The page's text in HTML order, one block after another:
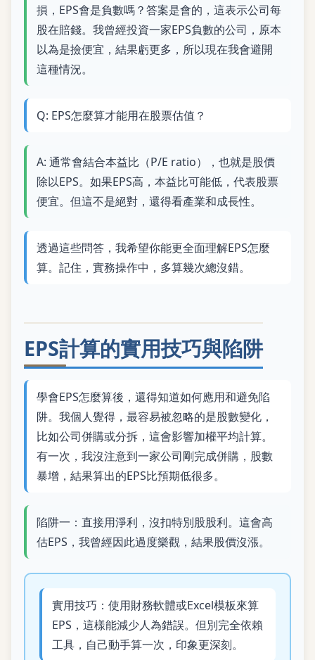
損，EPS會是負數嗎？答案是會的，這表示公司每
股在賠錢。我曾經投資一家EPS負數的公司，原本
以為是撿便宜，結果虧更多，所以現在我會避開
這種情況。
Q: EPS怎麼算才能用在股票估值？
A: 通常會結合本益比（P/E ratio），也就是股價
除以EPS。如果EPS高，本益比可能低，代表股票
便宜。但這不是絕對，還得看產業和成長性。
透過這些問答，我希望你能更全面理解EPS怎麼
算。記住，實務操作中，多算幾次總沒錯。
EPS計算的實用技巧與陷阱
學會EPS怎麼算後，還得知道如何應用和避免陷
阱。我個人覺得，最容易被忽略的是股數變化，
比如公司併購或分拆，這會影響加權平均計算。
有一次，我沒注意到一家公司剛完成併購，股數
暴增，結果算出的EPS比預期低很多。
陷阱一：直接用淨利，沒扣特別股股利。這會高
估EPS，我曾經因此過度樂觀，結果股價沒漲。
實用技巧：使用財務軟體或Excel模板來算
EPS，這樣能減少人為錯誤。但別完全依賴
工具，自己動手算一次，印象更深刻。